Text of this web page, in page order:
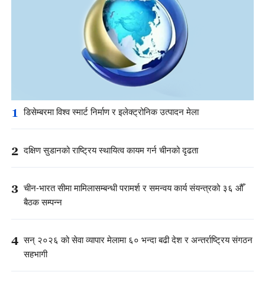
1 डिसेम्बरमा विश्व स्मार्ट निर्माण र इलेक्ट्रोनिक उत्पादन मेला
2 दक्षिण सुडानको राष्ट्रिय स्थायित्व कायम गर्न चीनको दृढता
3 चीन-भारत सीमा मामिलासम्बन्धी परामर्श र समन्वय कार्य संयन्त्रको ३६ औँ
बैठक सम्पन्न
4 सन् २०२६ को सेवा व्यापार मेलामा ६० भन्दा बढी देश र अन्तर्राष्ट्रिय संगठन
सहभागी